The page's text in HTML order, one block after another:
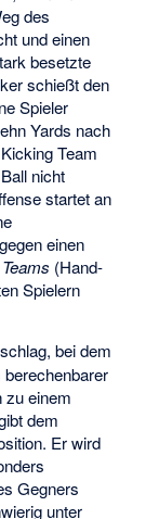
des
und einen
besetzte
schießt den
Spieler
Yards nach
Team
nicht
startet an
gegen einen
(Hand-
Spielern
bei dem
zu einem
dem
Er wird
Gegners
unter